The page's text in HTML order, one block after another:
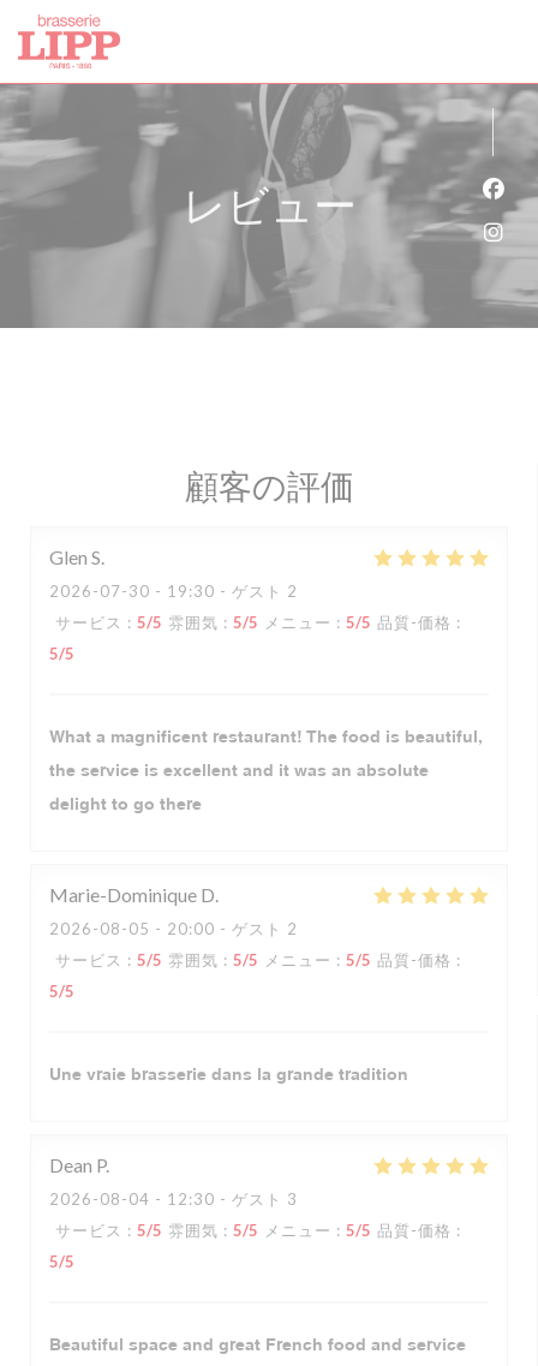
クッキー利用の管理について
レビュー
顧客の評価
Glen S
2026-07-30 - 19:30 - ゲスト 2
サービス : 5/5 雰囲気 : 5/5 メニュー : 5/5 品質-価格 :
5/5
What a magnificent restaurant! The food is beautiful,
the service is excellent and it was an absolute
delight to go there
Marie-Dominique D
2026-08-05 - 20:00 - ゲスト 2
サービス : 5/5 雰囲気 : 5/5 メニュー : 5/5 品質-価格 :
5/5
Une vraie brasserie dans la grande tradition
Dean P
2026-08-04 - 12:30 - ゲスト 3
サービス : 5/5 雰囲気 : 5/5 メニュー : 5/5 品質-価格 :
5/5
Beautiful space and great French food and service